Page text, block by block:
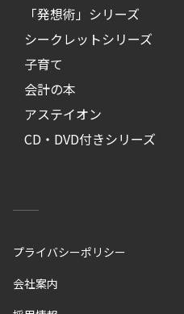
「発想術」シリーズ
シークレットシリーズ
子育て
会計の本
アステイオン
CD・DVD付きシリーズ
プライバシーポリシー
会社案内